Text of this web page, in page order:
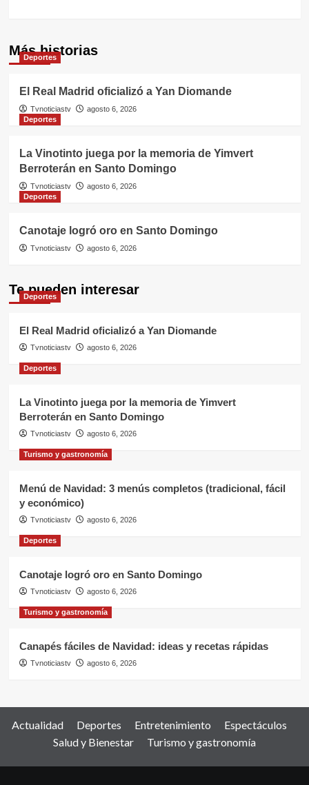
Más historias
Deportes
El Real Madrid oficializó a Yan Diomande
Tvnoticiastv
agosto 6, 2026
Deportes
La Vinotinto juega por la memoria de Yimvert
Berroterán en Santo Domingo
Tvnoticiastv
agosto 6, 2026
Deportes
Canotaje logró oro en Santo Domingo
Tvnoticiastv agosto 6, 2026
Te pueden interesar
Deportes
El Real Madrid oficializó a Yan Diomande
Tvnoticiastv agosto 6, 2026
Deportes
La Vinotinto juega por la memoria de Yimvert
Berroterán en Santo Domingo
Tvnoticiastv agosto 6, 2026
Turismo y gastronomía
Menú de Navidad: 3 menús completos (tradicional, fácil
y económico)
Tvnoticiastv agosto 6, 2026
Deportes
Canotaje logró oro en Santo Domingo
Tvnoticiastv agosto 6, 2026
Turismo y gastronomía
Canapés fáciles de Navidad: ideas y recetas rápidas
Tvnoticiastv agosto 6, 2026
Actualidad Deportes Entretenimiento
Espectáculos
Salud y Bienestar
Turismo y gastronomía